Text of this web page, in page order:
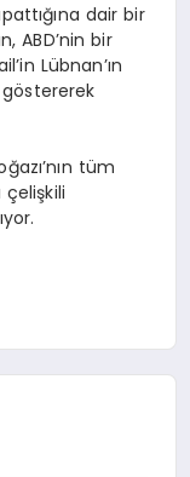
dair bir
ABD’nin bir
Lübnan’ın
göstererek
tüm
çelişkili